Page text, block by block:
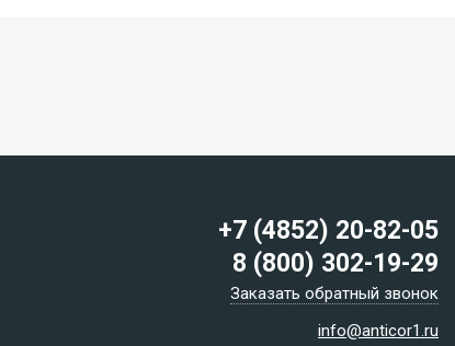
+7 (4852) 20-82-05
8 (800) 302-19-29
Заказать обратный звонок
info@anticor1.ru